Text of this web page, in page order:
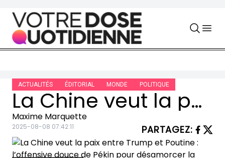
Skip to content
ACTUALITÉS ÉDITORIAL MONDE POLITIQUE
La Chine veut la paix entre Trump et Poutine : l’offensive douce de Pékin pour désamorcer la rivalité des géants
Maxime Marquette
2025-08-08 07:42:11 PARTAGEZ: